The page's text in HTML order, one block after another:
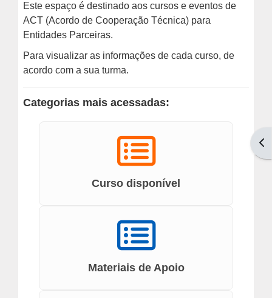
Cursos Presenciais
Em Andamento
Encerrados
Trilhas de Aprendizagem
Ações Extracurriculares
Palestras
Próximas
Este espaço é destinado aos cursos e eventos de
ACT (Acordo de Cooperação Técnica) para
Entidades Parceiras.
Para visualizar as informações de cada curso, de
acordo com a sua turma.
Categorias mais acessadas:
Curso disponível
Materiais de Apoio